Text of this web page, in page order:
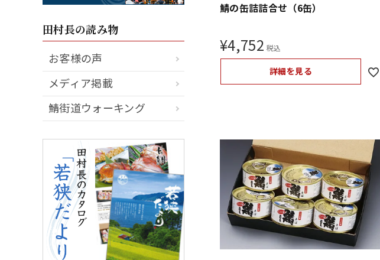
田村長の読み物
お客様の声
メディア掲載
鯖街道ウォーキング
鯖の缶詰詰合せ（6缶）
¥4,752 税込
詳細を見る